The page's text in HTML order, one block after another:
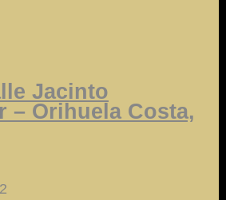
Jacinto
– Orihuela Costa,
2